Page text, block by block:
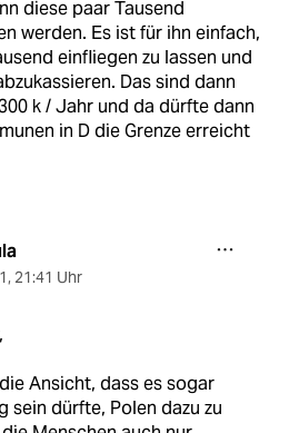
diese paar Tausend
werden. Es ist für ihn einfach,
einfliegen zu lassen und
Das sind dann
k / Jahr und da dürfte dann
in D die Grenze erreicht
, 21:41 Uhr
Ansicht, dass es sogar
sein dürfte, Polen dazu zu